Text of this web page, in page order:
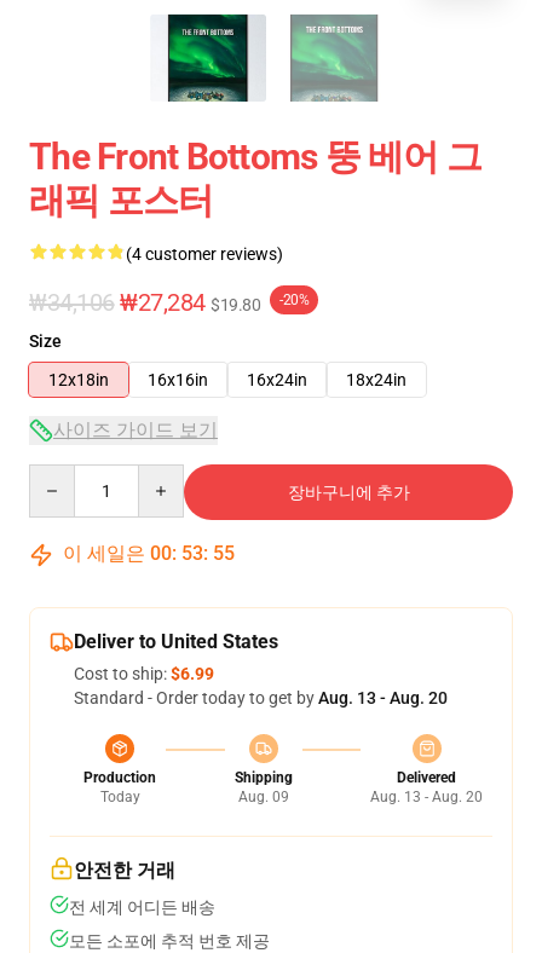
The Front Bottoms 뚱 베어 그
래픽 포스터
(4 customer reviews)
₩34,106₩27,284 $19.80 -20%
Size
12x18in
16x16in 16x24in 18x24in
사이즈 가이드 보기
장바구니에 추가
이 세일은 00: 53: 54
Deliver to United States
Cost to ship:$6.99
Standard - Order today to get byAug. 13 - Aug. 20
Production
Today
Shipping
Aug. 09
Delivered
Aug. 13 - Aug. 20
안전한 거래
전 세계 어디든 배송
모든 소포에 추적 번호 제공